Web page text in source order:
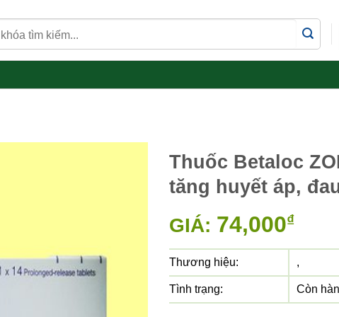
Thuốc Betaloc
tăng huyết áp,
GIÁ: 74,000₫
Thương hiệu: ,
Tình trạng: Còn